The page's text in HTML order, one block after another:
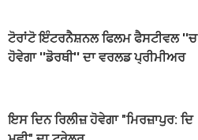
ਟੋਰਾਂਟੋ ਇੰਟਰਨੈਸ਼ਨਲ ਫਿਲਮ ਫੈਸਟੀਵਲ ''ਚ
ਹੋਵੇਗਾ ''ਡੋਰਥੀ'' ਦਾ ਵਰਲਡ ਪ੍ਰੀਮੀਅਰ
ਇਸ ਦਿਨ ਰਿਲੀਜ਼ ਹੋਵੇਗਾ "ਮਿਰਜ਼ਾਪੁਰ: ਦਿ